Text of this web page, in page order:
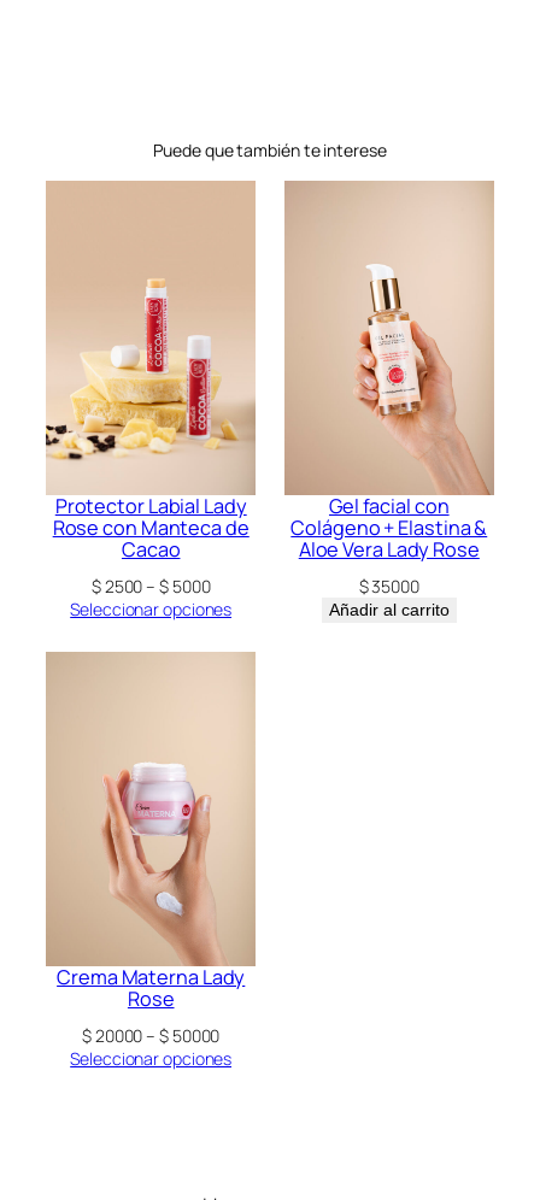
Puede que también te interese
Protector Labial Lady
Rose con Manteca de
Cacao
$2500– $5000Rango
de
desde
Seleccionar opciones
Gel facial con
Colágeno + Elastina &
Aloe Vera Lady Rose
$35000
Añadir al carrito
Crema Materna Lady
Rose
$20000– $50000Rango
de
Seleccionar opciones